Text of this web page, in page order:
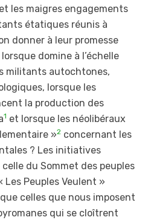
les maigres engagements
étatiques réunis à
donner à leur promesse
domine à l’échelle
militants autochtones,
lorsque les
la production des
1 et lorsque les néolibéraux
»2 concernant les
? Les initiatives
du Sommet des peuples
Peuples Veulent »
celles que nous imposent
qui se cloîtrent